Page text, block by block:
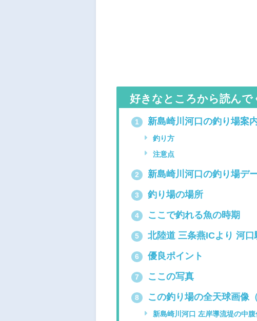
好きなところから読んで
1 新島崎川河口の釣り場案
釣り方
注意点
2 新島崎川河口の釣り場デ
3 釣り場の場所
4 ここで釣れる魚の時期
5 北陸道 三条燕ICより 河
6 優良ポイント
7 ここの写真
8 この釣り場の全天球画像（
新島崎川河口 左岸導流堤の中